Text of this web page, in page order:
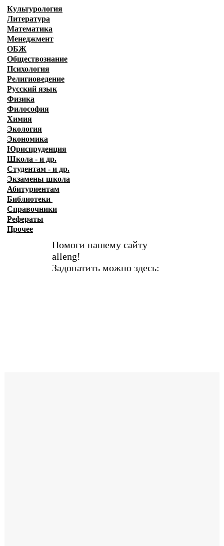
Культурология
Литература
Математика
Менеджмент
ОБЖ
Обществознание
Психология
Религиоведение
Русский язык
Физика
Философия
Химия
Экология
Экономика
Юриспруденция
Школа - и др.
Студентам - и др.
Экзамены школа
Абитуриентам
Библиотеки
Справочники
Рефераты
Прочее
Помоги нашему сайту
alleng!
Задонатить можно здесь: